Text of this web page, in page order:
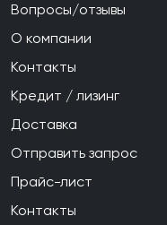
Вопросы/отзывы
О компании
Контакты
Кредит / лизинг
Доставка
Отправить запрос
Прайс-лист
Контакты